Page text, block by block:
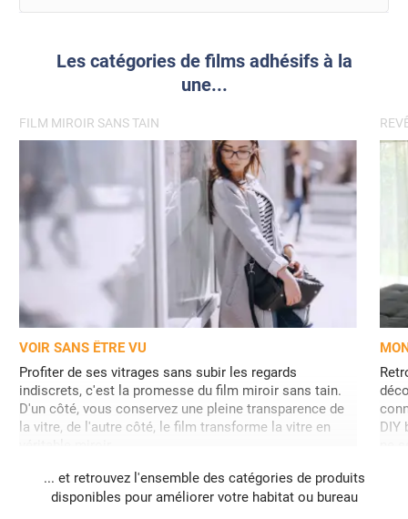
Les catégories de films adhésifs à la
une...
FILM MIROIR SANS TAIN
VOIR SANS ÊTRE VU
Profiter de ses vitrages sans subir les regards
indiscrets, c'est la promesse du film miroir sans tain.
D'un côté, vous conservez une pleine transparence de
la vitre, de l'autre côté, le film transforme la vitre en
DIY
... et retrouvez l'ensemble des catégories de produits
disponibles pour améliorer votre habitat ou bureau